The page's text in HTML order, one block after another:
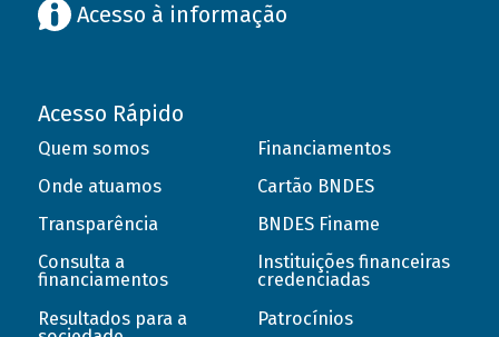
Acesso à informação
Acesso Rápido
Quem somos
Onde atuamos
Transparência
Consulta a
financiamentos
Resultados para a
Financiamentos
Cartão BNDES
BNDES Finame
Instituições financeiras
credenciadas
Patrocínios